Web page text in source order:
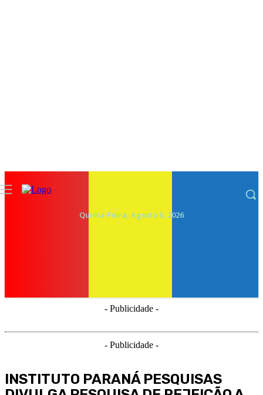
Quinta-Feira, Agosto 6, 2026
- Publicidade -
- Publicidade -
INSTITUTO PARANÁ PESQUISAS